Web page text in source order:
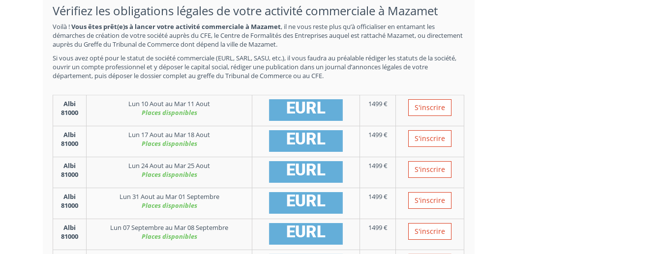
Vérifiez les obligations légales de votre activité commerciale à Mazamet
Voilà !Vous êtes prêt(e)s à lancer votre activité commerciale à Mazamet, il ne vous reste plus qu’à officialiser en entamant les
démarches de création de votre société auprès du CFE, le Centre de Formalités des Entreprises auquel est rattaché Mazamet, ou directement
auprès du Greffe du Tribunal de Commerce dont dépend la ville de Mazamet.
Si vous avez opté pour le statut de société commerciale (EURL, SARL, SASU, etc.), il vous faudra au préalable rédiger les statuts de la société,
ouvrir un compte professionnel et y déposer le capital social, rédiger une publication dans un journal d’annonces légales de votre
département, puis déposer le dossier complet au greffe du Tribunal de Commerce ou au CFE.
Albi
81000
Lun 10 Aoutau Mar 11 Aout
Places disponibles
1499€ S'inscrire
Albi
81000
Lun 17 Aoutau Mar 18 Aout
Places disponibles
1499€ S'inscrire
Albi
81000
Lun 24 Aoutau Mar 25 Aout
Places disponibles
1499€ S'inscrire
Albi
81000
Lun 31 Aoutau Mar 01 Septembre
Places disponibles
1499€ S'inscrire
Albi
81000
Lun 07 Septembreau Mar 08 Septembre
Places disponibles
1499€ S'inscrire